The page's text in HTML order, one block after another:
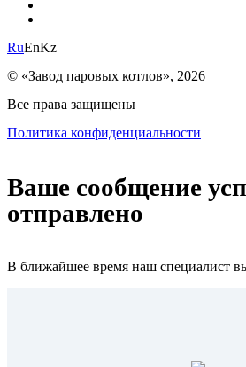
RuEnKz
© «Завод паровых котлов», 2026
Все права защищены
Политика конфиденциальности
Ваше сообщение
отправлено
В ближайшее время наш специалист